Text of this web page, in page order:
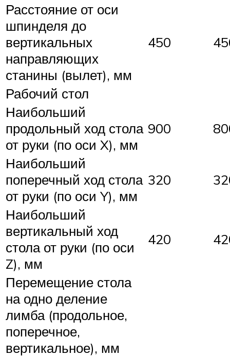
Расстояние от оси
шпинделя до
вертикальных
направляющих
станины (вылет), мм
450
Рабочий стол
Наибольший
продольный ход стола
от руки (по оси X), мм
900
Наибольший
поперечный ход стола
от руки (по оси Y), мм
320
Наибольший
вертикальный ход
стола от руки (по оси
Z), мм
420
Перемещение стола
на одно деление
лимба (продольное,
поперечное,
вертикальное), мм